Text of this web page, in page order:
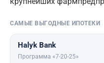
САМЫЕ ВЫГОДНЫЕ ИПОТЕКИ
Halyk Bank
Программа «7-20-25»